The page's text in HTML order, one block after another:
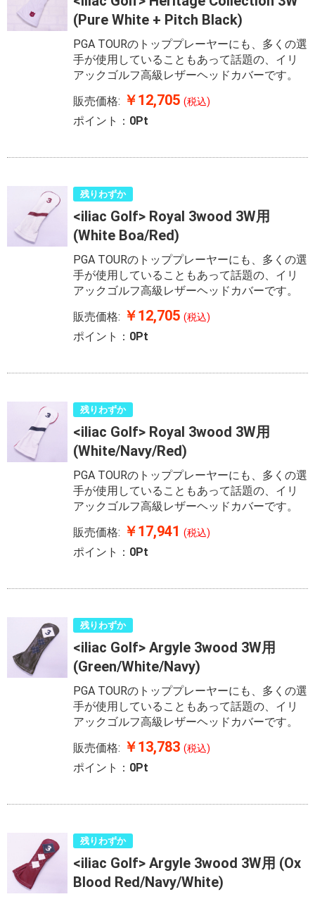
(Pure White + Pitch Black)
PGA TOURのトッププレーヤーにも、多くの選
手が使用していることもあって話題の、イリ
アックゴルフ高級レザーヘッドカバーです。
販売価格: ￥12,705(税込)
ポイント： 0Pt
残りわずか
<iliac Golf> Royal 3wood 3W用
(White Boa/Red)
PGA TOURのトッププレーヤーにも、多くの選
手が使用していることもあって話題の、イリ
アックゴルフ高級レザーヘッドカバーです。
販売価格: ￥12,705(税込)
ポイント： 0Pt
残りわずか
<iliac Golf> Royal 3wood 3W用
(White/Navy/Red)
PGA TOURのトッププレーヤーにも、多くの選
手が使用していることもあって話題の、イリ
アックゴルフ高級レザーヘッドカバーです。
販売価格: ￥17,941(税込)
ポイント： 0Pt
残りわずか
<iliac Golf> Argyle 3wood 3W用
(Green/White/Navy)
PGA TOURのトッププレーヤーにも、多くの選
手が使用していることもあって話題の、イリ
アックゴルフ高級レザーヘッドカバーです。
販売価格: ￥13,783(税込)
ポイント： 0Pt
残りわずか
<iliac Golf> Argyle 3wood 3W用 (Ox
Blood Red/Navy/White)